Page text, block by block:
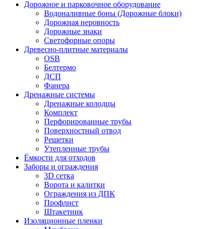
Дорожное и парковочное оборудование
Водоналивные боны (Дорожные блоки)
Дорожная неровность
Дорожные знаки
Светофорные опоры
Древесно-плитные материалы
OSB
Белтермо
ДСП
Фанера
Дренажные системы
Дренажные колодцы
Комплект
Перфорированные трубы
Поверхностный отвод
Решетки
Утепленные трубы
Ёмкости для отходов
Заборы и ограждения
3D сетка
Ворота и калитки
Ограждения из ДПК
Профлист
Штакетник
Изоляционные пленки